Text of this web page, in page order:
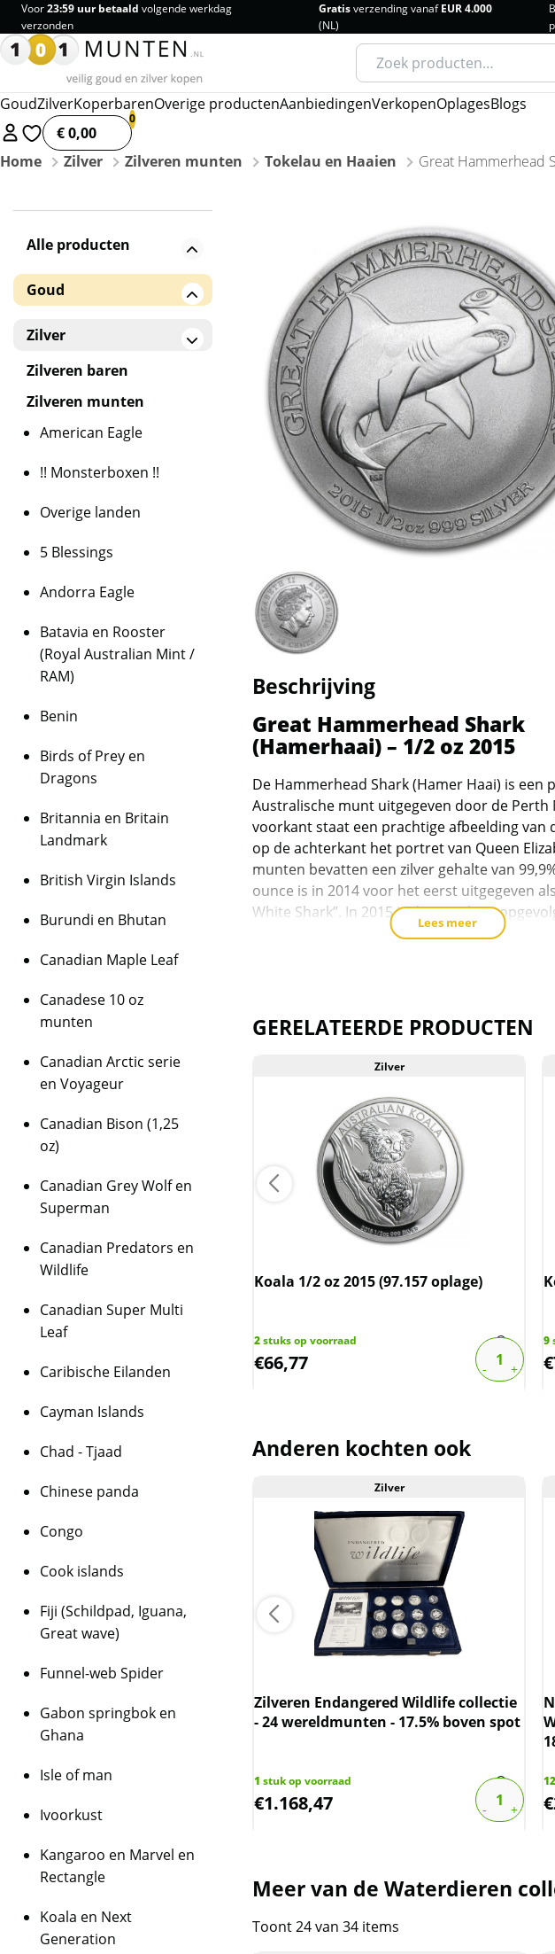
Voor23:59 uur betaald volgende werkdag
verzonden
Gratisverzending vanafEUR 4.000
(NL)
Zoeken
naar:
GoudZilverKoperbarenOverige productenAanbiedingenVerkopenOplagesBlogs
€ 0,00
Home
Zilver Zilveren munten Tokelau en Haaien Great Hammerhead
Beschrijving
Great Hammerhead Shark
(Hamerhaai) – 1/2 oz 2015
De Hammerhead Shark (Hamer Haai) is een
Australische munt uitgegeven door de Perth
voorkant staat een prachtige afbeelding van
op de achterkant het portret van Queen
munten bevatten een zilver gehalte van
ounce is in 2014 voor het eerst uitgegeven
White Shark”. In 2015 is de witte haai
“hamerhaai” (Great Hammer Head Shark).
Kwaliteit
daarmee niet rechtstreeks van de producent
geweest. De munten kunnen soms krassen,
melkvlekken bevatten. Deze munt kan een wat
zwart/donker uitgeslagen zijn.
BTW
Dit product wordt onder de margeregel
houdt in dat wij btw afdragen over de marge
niet op de factuur vermeld worden. De prijs
Lees meer
GERELATEERDE PRODUCTEN
Zilver
1 oz 2020 (300.000 oplage)
voorraad
Zilver
Koala 1/2 oz 2015 (97.157 oplage)
2stuks op voorraad
€66,77
9
€
Anderen kochten ook
Maple Leaf 1 oz 2019
Zilver
Zilveren Endangered Wildlife collectie
- 24 wereldmunten - 17.5% boven spot
1 stuk op voorraad
€1.168,47 €
Meer van de Waterdieren
Toont 24 van 34 items
Alle producten
Goud
Gouden baren
Zilver
Zilveren baren
Zilveren munten
American Eagle
!! Monsterboxen !!
Overige landen
5 Blessings
Andorra Eagle
Batavia en Rooster
(Royal Australian Mint /
RAM)
Benin
Birds of Prey en
Dragons
Britannia en Britain
Landmark
British Virgin Islands
Burundi en Bhutan
Canadian Maple Leaf
Canadese 10 oz
munten
Canadian Arctic serie
en Voyageur
Canadian Bison (1,25
oz)
Canadian Grey Wolf en
Superman
Canadian Predators en
Wildlife
Canadian Super Multi
Leaf
Caribische Eilanden
Cayman Islands
Chad - Tjaad
Chinese panda
Congo
Cook islands
Fiji (Schildpad, Iguana,
Great wave)
Funnel-web Spider
Gabon springbok en
Ghana
Isle of man
Ivoorkust
Kangaroo en Marvel en
Rectangle
Koala en Next
Generation